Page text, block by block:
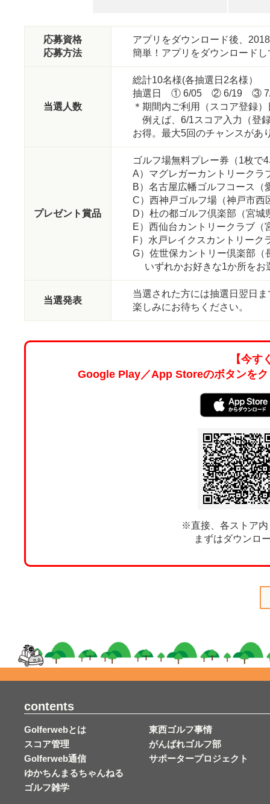
応募資格
応募方法
アプリをダウンロード後、
簡単！アプリをダウンロード
当選人数
総計10名様(各抽選日2名様）
抽選日 ① 6/05 ② 6/19 ③
＊期間内ご利用（スコア登録
例えば、6/1スコア入力（登
お得。最大5回のチャンスがあ
プレゼント賞品
ゴルフ場無料プレー券（1枚で
A）マグレガーカントリークラ
B）名古屋広幡ゴルフコース（
C）西神戸ゴルフ場（神戸市西
D）杜の都ゴルフ倶楽部（宮城
E）西仙台カントリークラブ（
F）水戸レイクスカントリーク
G）佐世保カントリー倶楽部（
いずれかお好きな1か所をお
当選発表
当選された方には抽選日翌日
楽しみにお待ちください。
【今す
Google Play／App Storeのボタンを
※直接、各ストア内
まずはダウンロ
contents
Golferwebとは
スコア管理
Golferweb通信
ゆかちんまるちゃんねる
ゴルフ雑学
東西ゴルフ事情
がんばれゴルフ部
サポータープロジェクト